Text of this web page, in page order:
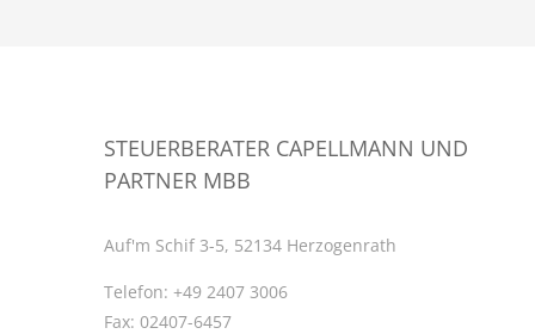
STEUERBERATER CAPELLMANN UND
PARTNER MBB
Auf'm Schif 3-5, 52134 Herzogenrath
Telefon: +49 2407 3006
Fax: 02407-6457